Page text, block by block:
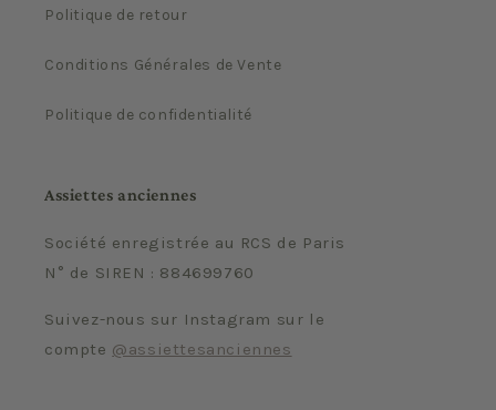
Politique de retour
Conditions Générales de Vente
Politique de confidentialité
Assiettes anciennes
Société enregistrée au RCS de Paris
N° de SIREN : 884699760
Suivez-nous sur Instagram sur le
compte @assiettesanciennes